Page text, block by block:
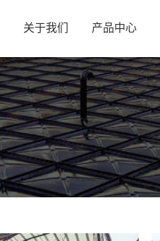
关于我们 产品中心